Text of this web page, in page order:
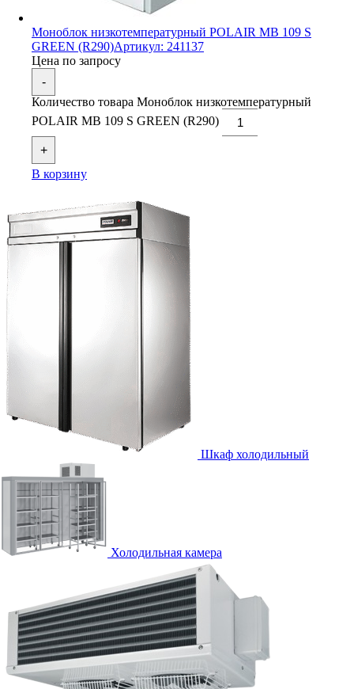
Моноблок низкотемпературный POLAIR MB 109 S
GREEN (R290)Артикул: 241137
Цена по запросу
-
Количество товара Моноблок низкотемпературный
POLAIR MB 109 S GREEN (R290)
+
В корзину
Шкаф холодильный
Холодильная камера